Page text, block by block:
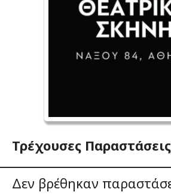
Τρέχουσες Παραστάσεις
Δεν βρέθηκαν